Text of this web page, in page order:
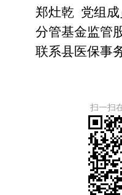
郑灶乾 党组
分管基金监管
联系县医保事
扫一扫